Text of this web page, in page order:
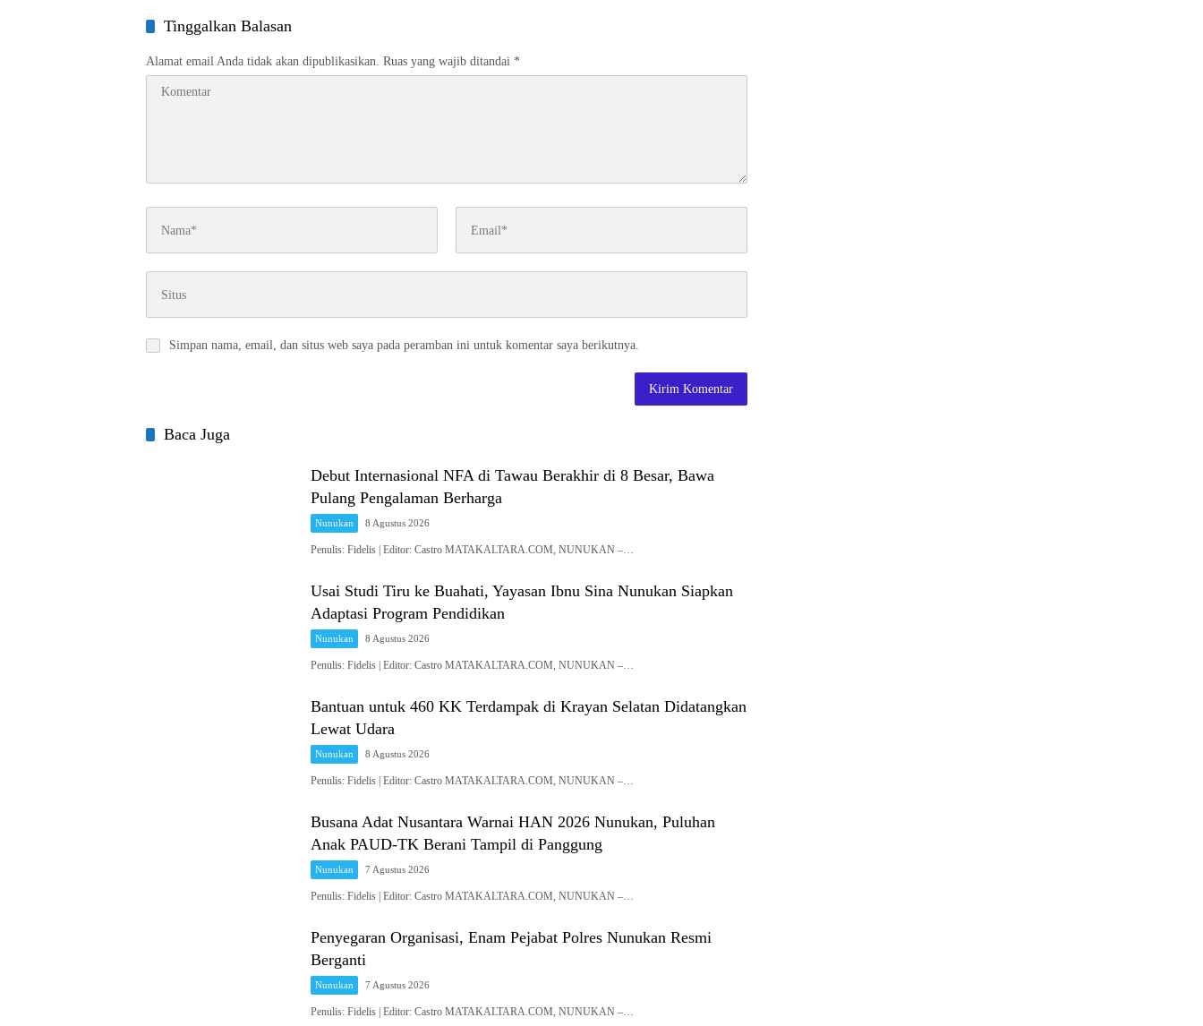
Tinggalkan Balasan
Alamat email Anda tidak akan dipublikasikan. Ruas yang wajib ditandai *
Simpan nama, email, dan situs web saya pada peramban ini untuk komentar saya berikutnya.
Baca Juga
Debut Internasional NFA di Tawau Berakhir di 8 Besar, Bawa
Pulang Pengalaman Berharga
Nunukan 8 Agustus 2026
Penulis: Fidelis | Editor: Castro MATAKALTARA.COM, NUNUKAN –…
Usai Studi Tiru ke Buahati, Yayasan Ibnu Sina Nunukan Siapkan
Adaptasi Program Pendidikan
Nunukan 8 Agustus 2026
Penulis: Fidelis | Editor: Castro MATAKALTARA.COM, NUNUKAN –…
Bantuan untuk 460 KK Terdampak di Krayan Selatan Didatangkan
Lewat Udara
Nunukan 8 Agustus 2026
Penulis: Fidelis | Editor: Castro MATAKALTARA.COM, NUNUKAN –…
Busana Adat Nusantara Warnai HAN 2026 Nunukan, Puluhan
Anak PAUD-TK Berani Tampil di Panggung
Nunukan 7 Agustus 2026
Penulis: Fidelis | Editor: Castro MATAKALTARA.COM, NUNUKAN –…
Penyegaran Organisasi, Enam Pejabat Polres Nunukan Resmi
Berganti
Nunukan 7 Agustus 2026
Penulis: Fidelis | Editor: Castro MATAKALTARA.COM, NUNUKAN –…